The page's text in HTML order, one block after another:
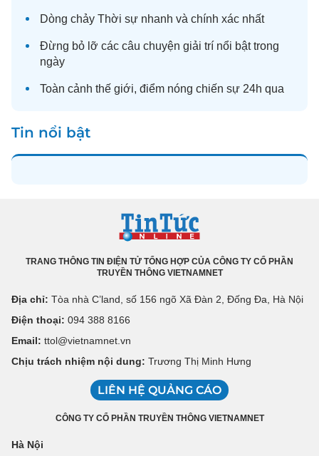
Dòng chảy Thời sự nhanh và chính xác nhất
Đừng bỏ lỡ các câu chuyện giải trí nổi bật trong
ngày
Toàn cảnh thế giới, điểm nóng chiến sự 24h qua
Tin nổi bật
TRANG THÔNG TIN ĐIỆN TỬ TỔNG HỢP CỦA CÔNG TY CỔ PHẦN
TRUYỀN THÔNG VIETNAMNET
Địa chỉ: Tòa nhà C’land, số 156 ngõ Xã Đàn 2, Đống Đa, Hà Nội
Điện thoại: 094 388 8166
Email: ttol@vietnamnet.vn
Chịu trách nhiệm nội dung: Trương Thị Minh Hưng
LIÊN HỆ QUẢNG CÁO
CÔNG TY CỔ PHẦN TRUYỀN THÔNG VIETNAMNET
Hà Nội